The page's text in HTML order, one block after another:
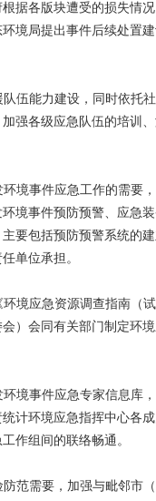
据各版块遭受的损失情
境局提出事件后续处置
伍能力建设，同时依托
强各级应急队伍的培训
境事件应急工作的需要
境事件预防预警、应急
要包括预防预警系统的
单位承担。
境应急资源调查指南（
）会同有关部门制定环
境事件应急专家信息库
统计环境应急指挥中心各
作组间的联络畅通。
范需要，加强与毗邻市